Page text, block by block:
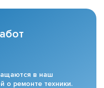
в наш
о ремонте техники.